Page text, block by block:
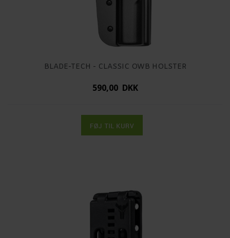
BLADE-TECH - CLASSIC OWB HOLSTER
590,00 DKK